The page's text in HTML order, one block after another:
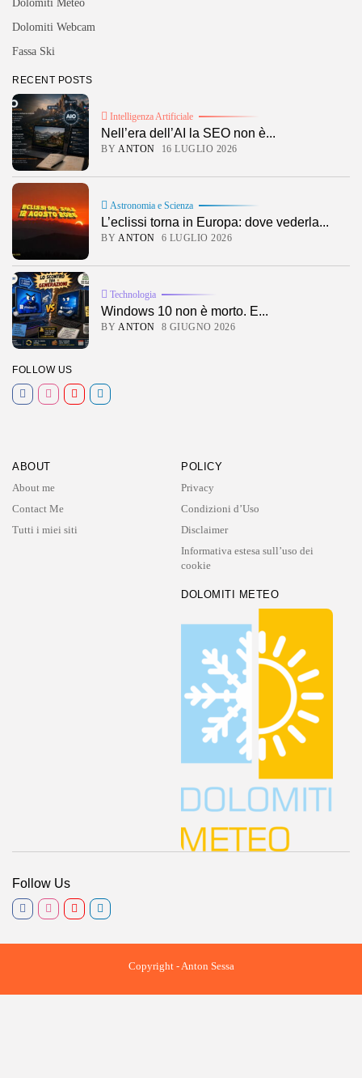
Dolomiti Meteo
Dolomiti Webcam
Fassa Ski
RECENT POSTS
Intelligenza Artificiale
Nell’era dell’AI la SEO non è...
BY ANTON 16 LUGLIO 2026
Astronomia e Scienza
L’eclissi torna in Europa: dove vederla...
BY ANTON 6 LUGLIO 2026
Technologia
Windows 10 non è morto. E...
BY ANTON 8 GIUGNO 2026
FOLLOW US
ABOUT
About me
Contact Me
Tutti i miei siti
POLICY
Privacy
Condizioni d’Uso
Disclaimer
Informativa estesa sull’uso dei
cookie
DOLOMITI METEO
Follow Us
Copyright - Anton Sessa